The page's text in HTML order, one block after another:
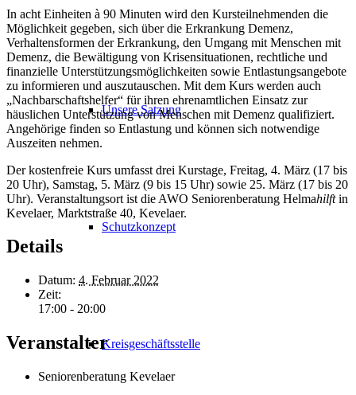
Unsere Satzung
Schutzkonzept
Kreisgeschäftsstelle
In acht Einheiten à 90 Minuten wird den Kursteilnehmenden die
Möglichkeit gegeben, sich über die Erkrankung Demenz,
Verhaltensformen der Erkrankung, den Umgang mit Menschen mit
Demenz, die Bewältigung von Krisensituationen, rechtliche und
finanzielle Unterstützungsmöglichkeiten sowie Entlastungsangebote
zu informieren und auszutauschen. Mit dem Kurs werden auch
„Nachbarschaftshelfer“ für ihren ehrenamtlichen Einsatz zur
häuslichen Unterstützung von Menschen mit Demenz qualifiziert.
Angehörige finden so Entlastung und können sich notwendige
Auszeiten nehmen.
Der kostenfreie Kurs umfasst drei Kurstage, Freitag, 4. März (17 bis
20 Uhr), Samstag, 5. März (9 bis 15 Uhr) sowie 25. März (17 bis 20
Uhr). Veranstaltungsort ist die AWO Seniorenberatung Helmahilftin
Kevelaer, Marktstraße 40, Kevelaer.
Details
Datum: 4. Februar 2022
Zeit:
17:00 - 20:00
Veranstalter
Seniorenberatung Kevelaer